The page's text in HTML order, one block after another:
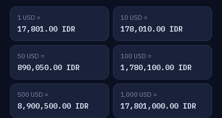
1 USD =
17,801.00 IDR
10 USD =
178,010.00 IDR
50 USD =
890,050.00 IDR
100 USD =
1,780,100.00 IDR
500 USD =
8,900,500.00 IDR
1,000 USD =
17,801,000.00 IDR